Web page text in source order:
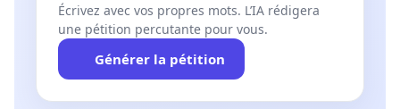
Écrivez avec vos propres mots. L’IA rédigera
une pétition percutante pour vous.
Générer la pétition